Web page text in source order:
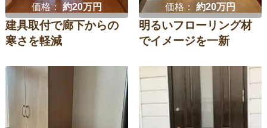
価格：約20万円
建具取付で廊下からの
寒さを軽減
価格： 約20万円
明るいフローリング材
でイメージを一新